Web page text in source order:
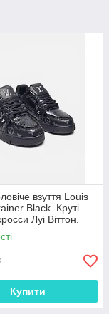
взуття Louis
Black. Круті
Луі Віттон.
Купити